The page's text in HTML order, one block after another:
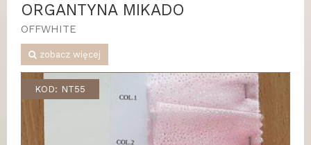
ORGANTYNA MIKADO
OFFWHITE
zobacz więcej
KOD: NT55